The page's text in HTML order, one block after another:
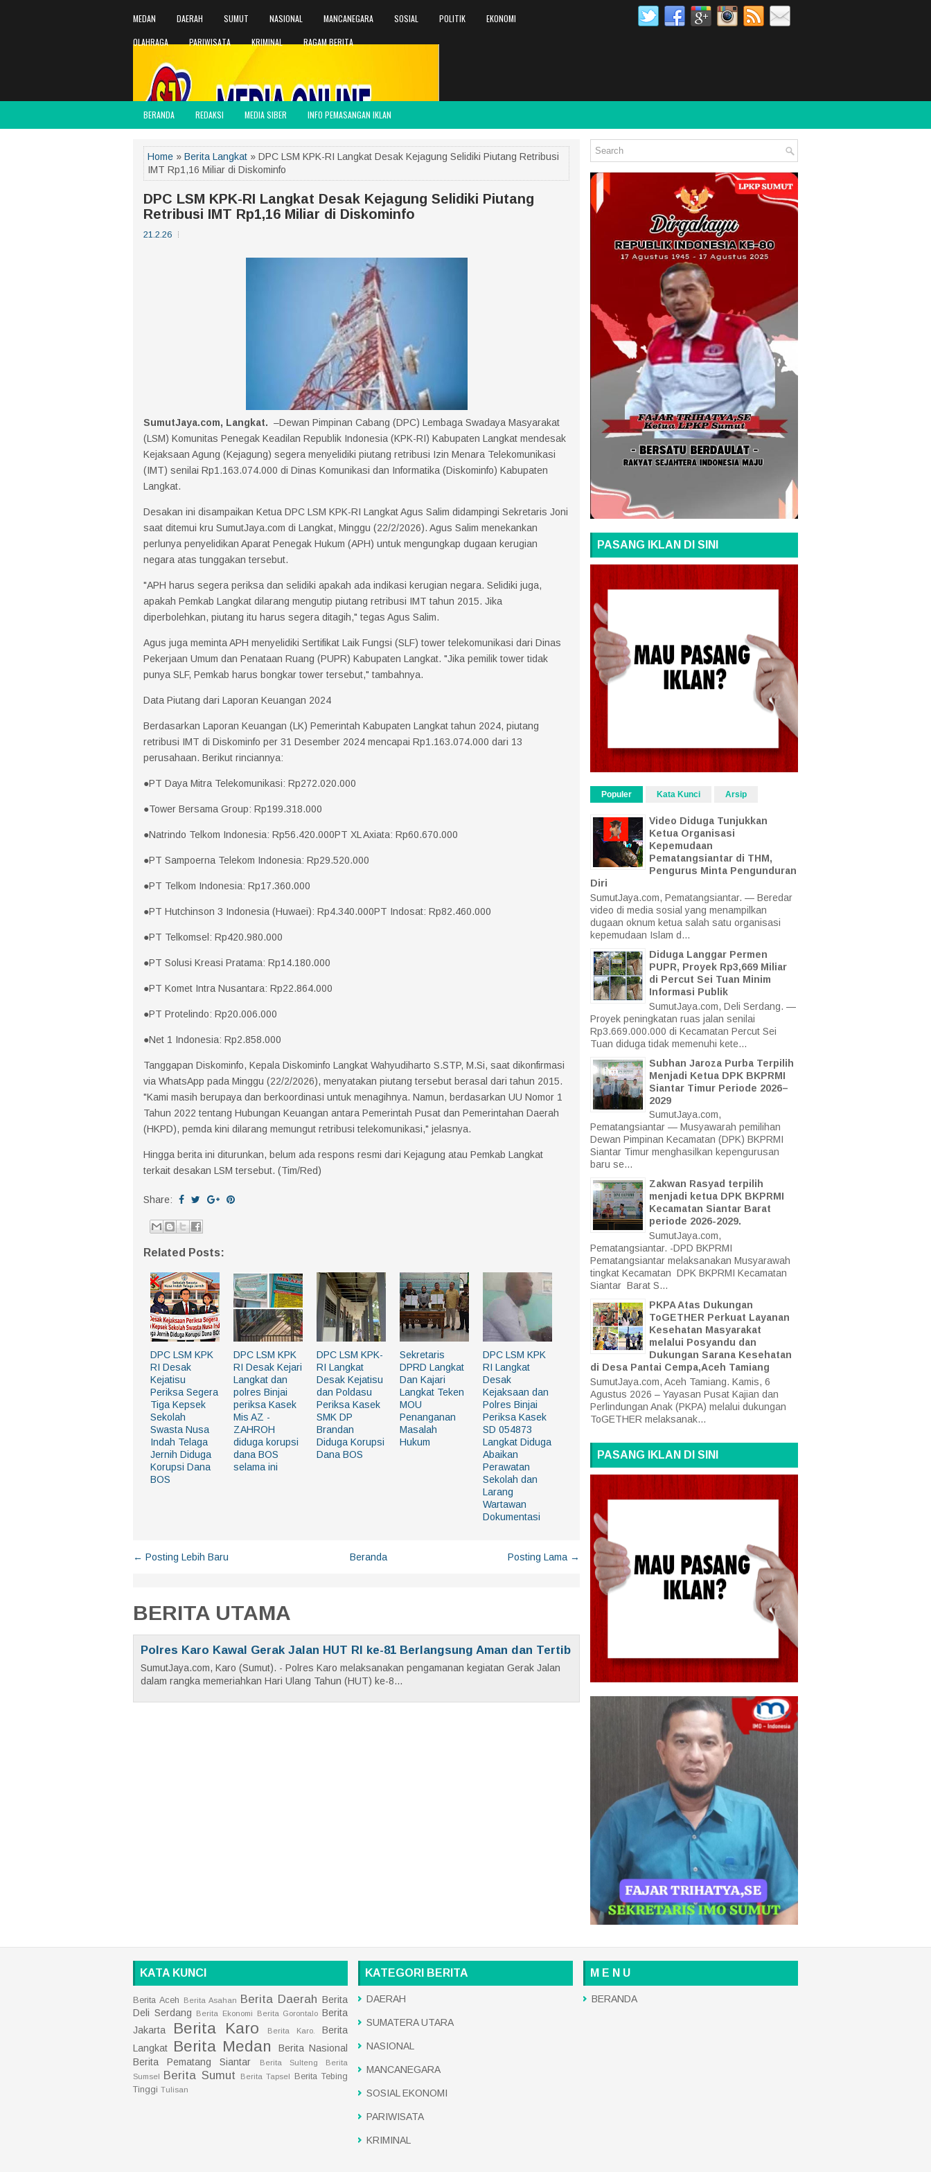
MEDAN DAERAH SUMUT NASIONAL MANCANEGARA SOSIAL POLITIK
EKONOMI
OLAHRAGA
PARIWISATA KRIMINAL RAGAM BERITA
BERANDA REDAKSI MEDIA SIBER INFO PEMASANGAN IKLAN
Home » Berita Langkat » DPC LSM KPK-RI Langkat Desak Kejagung Selidiki Piutang Retribusi
IMT Rp1,16 Miliar di Diskominfo
DPC LSM KPK-RI Langkat Desak Kejagung Selidiki Piutang
Retribusi IMT Rp1,16 Miliar di Diskominfo
21.2.26
SumutJaya.com, Langkat. –Dewan Pimpinan Cabang (DPC) Lembaga Swadaya Masyarakat
(LSM) Komunitas Penegak Keadilan Republik Indonesia (KPK-RI) Kabupaten Langkat mendesak
Kejaksaan Agung (Kejagung) segera menyelidiki piutang retribusi Izin Menara Telekomunikasi
(IMT) senilai Rp1.163.074.000 di Dinas Komunikasi dan Informatika (Diskominfo) Kabupaten
Langkat.
Desakan ini disampaikan Ketua DPC LSM KPK-RI Langkat Agus Salim didampingi Sekretaris Joni
saat ditemui kru SumutJaya.com di Langkat, Minggu (22/2/2026). Agus Salim menekankan
perlunya penyelidikan Aparat Penegak Hukum (APH) untuk mengungkap dugaan kerugian
negara atas tunggakan tersebut.
"APH harus segera periksa dan selidiki apakah ada indikasi kerugian negara. Selidiki juga,
apakah Pemkab Langkat dilarang mengutip piutang retribusi IMT tahun 2015. Jika
diperbolehkan, piutang itu harus segera ditagih," tegas Agus Salim.
Agus juga meminta APH menyelidiki Sertifikat Laik Fungsi (SLF) tower telekomunikasi dari Dinas
Pekerjaan Umum dan Penataan Ruang (PUPR) Kabupaten Langkat. "Jika pemilik tower tidak
punya SLF, Pemkab harus bongkar tower tersebut," tambahnya.
Data Piutang dari Laporan Keuangan 2024
Berdasarkan Laporan Keuangan (LK) Pemerintah Kabupaten Langkat tahun 2024, piutang
retribusi IMT di Diskominfo per 31 Desember 2024 mencapai Rp1.163.074.000 dari 13
perusahaan. Berikut rinciannya:
●PT Daya Mitra Telekomunikasi: Rp272.020.000
●Tower Bersama Group: Rp199.318.000
●Natrindo Telkom Indonesia: Rp56.420.000PT XL Axiata: Rp60.670.000
●PT Sampoerna Telekom Indonesia: Rp29.520.000
●PT Telkom Indonesia: Rp17.360.000
●PT Hutchinson 3 Indonesia (Huwaei): Rp4.340.000PT Indosat: Rp82.460.000
●PT Telkomsel: Rp420.980.000
●PT Solusi Kreasi Pratama: Rp14.180.000
●PT Komet Intra Nusantara: Rp22.864.000
●PT Protelindo: Rp20.006.000
●Net 1 Indonesia: Rp2.858.000
Tanggapan Diskominfo, Kepala Diskominfo Langkat Wahyudiharto S.STP, M.Si, saat dikonfirmasi
via WhatsApp pada Minggu (22/2/2026), menyatakan piutang tersebut berasal dari tahun 2015.
"Kami masih berupaya dan berkoordinasi untuk menagihnya. Namun, berdasarkan UU Nomor 1
Tahun 2022 tentang Hubungan Keuangan antara Pemerintah Pusat dan Pemerintahan Daerah
(HKPD), pemda kini dilarang memungut retribusi telekomunikasi," jelasnya.
Hingga berita ini diturunkan, belum ada respons resmi dari Kejagung atau Pemkab Langkat
terkait desakan LSM tersebut. (Tim/Red)
Share:
Related Posts:
DPC LSM KPK
RI Desak
Kejatisu
Periksa Segera
Tiga Kepsek
Sekolah
Swasta Nusa
Indah Telaga
Jernih Diduga
Korupsi Dana
BOS
DPC LSM KPK
RI Desak Kejari
Langkat dan
polres Binjai
periksa Kasek
Mis AZ -
ZAHROH
diduga korupsi
dana BOS
selama ini
DPC LSM KPK-
RI Langkat
Desak Kejatisu
dan Poldasu
Periksa Kasek
SMK DP
Brandan
Diduga Korupsi
Dana BOS
Sekretaris
DPRD Langkat
Dan Kajari
Langkat Teken
MOU
Penanganan
Masalah
Hukum
DPC LSM KPK
RI Langkat
Desak
Kejaksaan dan
Polres Binjai
Periksa Kasek
SD 054873
Langkat Diduga
Abaikan
Perawatan
Sekolah dan
Larang
Wartawan
Dokumentasi
← Posting Lebih Baru Posting Lama →
Beranda
BERITA UTAMA
Polres Karo Kawal Gerak Jalan HUT RI ke-81 Berlangsung Aman dan Tertib
SumutJaya.com, Karo (Sumut). - Polres Karo melaksanakan pengamanan kegiatan Gerak Jalan
dalam rangka memeriahkan Hari Ulang Tahun (HUT) ke-8...
PASANG IKLAN DI SINI
Populer Kata Kunci Arsip
Video Diduga Tunjukkan
Ketua Organisasi
Kepemudaan
Pematangsiantar di THM,
Pengurus Minta Pengunduran
Diri
SumutJaya.com, Pematangsiantar. — Beredar
video di media sosial yang menampilkan
dugaan oknum ketua salah satu organisasi
kepemudaan Islam d...
Diduga Langgar Permen
PUPR, Proyek Rp3,669 Miliar
di Percut Sei Tuan Minim
Informasi Publik
SumutJaya.com, Deli Serdang. —
Proyek peningkatan ruas jalan senilai
Rp3.669.000.000 di Kecamatan Percut Sei
Tuan diduga tidak memenuhi kete...
Subhan Jaroza Purba Terpilih
Menjadi Ketua DPK BKPRMI
Siantar Timur Periode 2026–
2029
SumutJaya.com,
Pematangsiantar — Musyawarah pemilihan
Dewan Pimpinan Kecamatan (DPK) BKPRMI
Siantar Timur menghasilkan kepengurusan
baru se...
Zakwan Rasyad terpilih
menjadi ketua DPK BKPRMI
Kecamatan Siantar Barat
periode 2026-2029.
SumutJaya.com,
Pematangsiantar. -DPD BKPRMI
Pematangsiantar melaksanakan Musyarawah
tingkat Kecamatan DPK BKPRMI Kecamatan
Siantar Barat S...
PKPA Atas Dukungan
ToGETHER Perkuat Layanan
Kesehatan Masyarakat
melalui Posyandu dan
Dukungan Sarana Kesehatan
di Desa Pantai Cempa,Aceh Tamiang
SumutJaya.com, Aceh Tamiang. Kamis, 6
Agustus 2026 – Yayasan Pusat Kajian dan
Perlindungan Anak (PKPA) melalui dukungan
ToGETHER melaksanak...
PASANG IKLAN DI SINI
KATA KUNCI
Berita Aceh Berita Asahan Berita Daerah Berita
Deli Serdang
Berita Ekonomi Berita Gorontalo Berita
Jakarta
Berita Karo Berita Karo.
Berita
Langkat
Berita Medan
Berita Nasional
Berita Pematang Siantar
Berita Sulteng
Berita
Sumsel Berita Sumut Berita Tapsel
Berita Tebing
Tinggi Tulisan
KATEGORI BERITA
DAERAH
SUMATERA UTARA
NASIONAL
MANCANEGARA
SOSIAL EKONOMI
PARIWISATA
KRIMINAL
M E N U
BERANDA